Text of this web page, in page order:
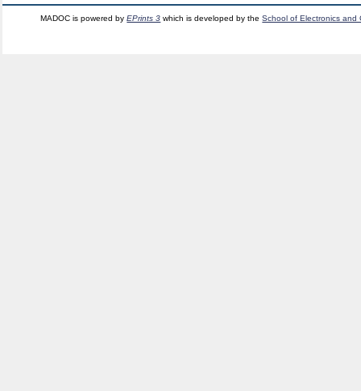
MADOC is powered byEPrints 3 which is developed by theSchool of Electronics and